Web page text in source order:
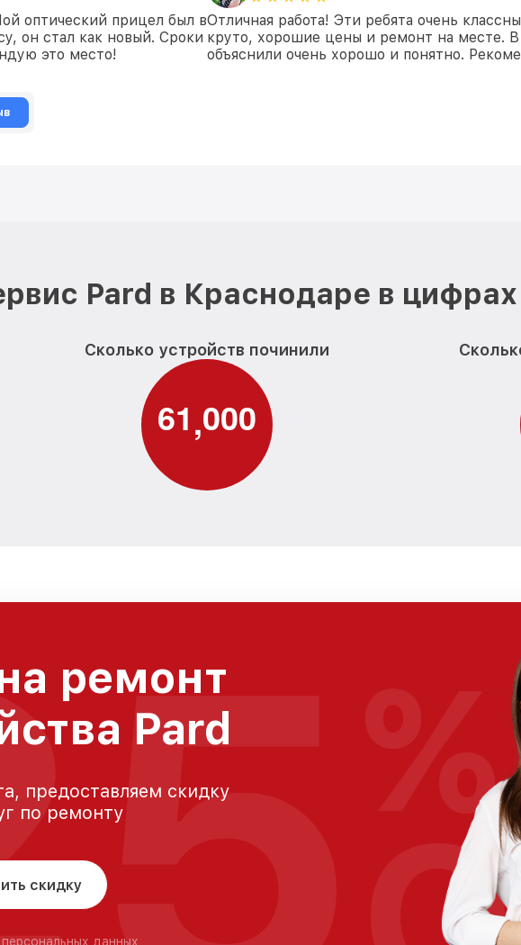
оптический прицел был в
он стал как новый. Сроки
это место!
Отличная работа! Эти ребята очень
круто, хорошие цены и ремонт на месте.
объяснили очень хорошо и понятно.
Pard в Краснодаре в цифрах
Сколько устройств починили
61,000
ремонт
Pard
предоставляем скидку
по ремонту
скидку
данных
%